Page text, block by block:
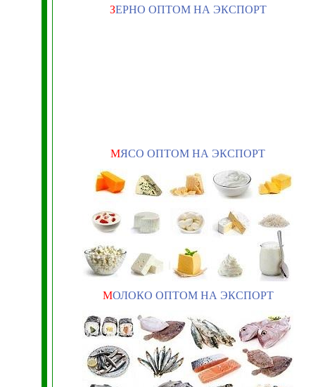
ЗЕРНО ОПТОМ НА ЭКСПОРТ
МЯСО ОПТОМ НА ЭКСПОРТ
МОЛОКО ОПТОМ НА ЭКСПОРТ